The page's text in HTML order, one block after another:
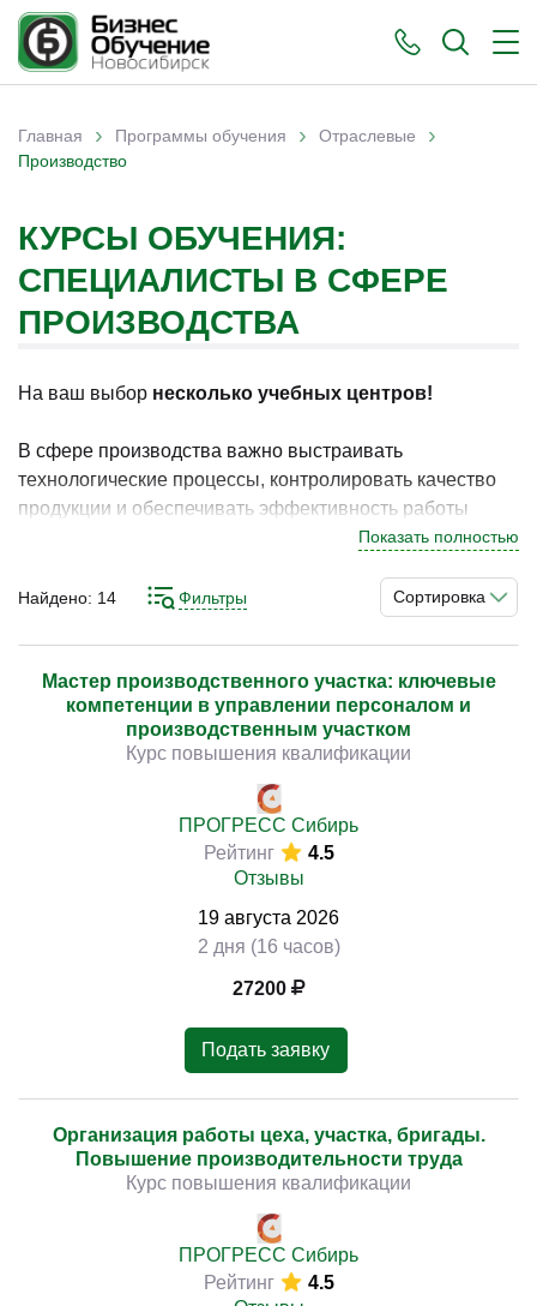
Вы здесь
Главная › Программы обучения › Отраслевые ›
Производство
КУРСЫ ОБУЧЕНИЯ:
СПЕЦИАЛИСТЫ В СФЕРЕ
ПРОИЗВОДСТВА
На ваш выбор несколько учебных центров!
В сфере производства важно выстраивать
технологические процессы, контролировать качество
продукции и обеспечивать эффективность работы
предприятия. В Новосибирске программы по данному
стремятся повысить квалификацию и работать на
производстве. Понимание принципов организации
процессов, технологий и требований позволяет
формировать стабильную систему и обеспечивать
результат.
Изучение принципов организации производственных
процессов, контроля качества, управления ресурсами,
ведения документации и соблюдения требований
позволяет выстроить последовательную систему
работы. Практическая направленность подготовки
способствует применению навыков в реальных
Показать полностью
Сортировка
Найдено: 14 Фильтры
Мастер производственного участка: ключевые
компетенции в управлении персоналом и
производственным участком
Курс повышения квалификации
ПРОГРЕСС Сибирь
Рейтинг
4.5
Отзывы
19 августа 2026
2 дня (16 часов)
27200
Подать заявку
Организация работы цеха, участка, бригады.
Повышение производительности труда
Курс повышения квалификации
ПРОГРЕСС Сибирь
Рейтинг
4.5